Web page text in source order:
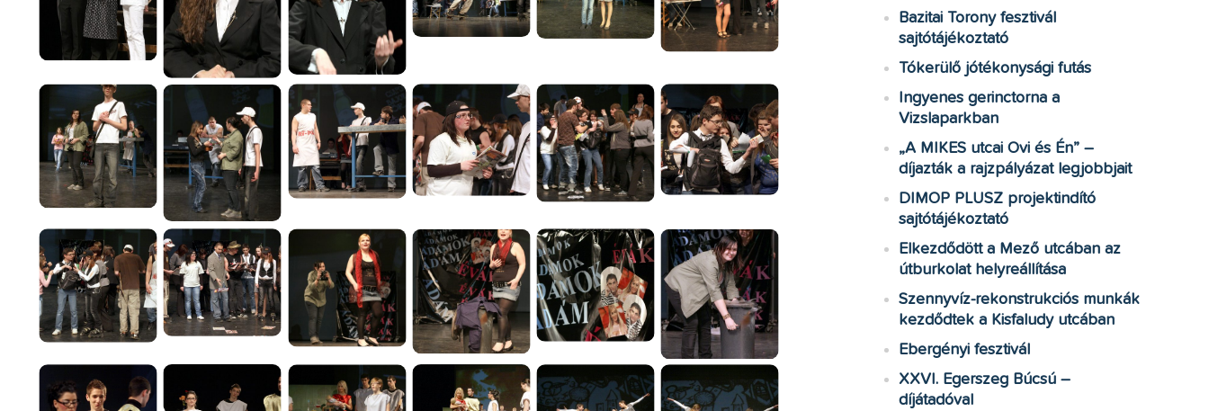
Bazitai Torony fesztivál
sajtótájékoztató
Tókerülő jótékonysági futás
Ingyenes gerinctorna a
Vizslaparkban
„A MIKES utcai Ovi és Én” –
díjazták a rajzpályázat legjobbjait
DIMOP PLUSZ projektindító
sajtótájékoztató
Elkezdődött a Mező utcában az
útburkolat helyreállítása
Szennyvíz-rekonstrukciós munkák
kezdődtek a Kisfaludy utcában
Ebergényi fesztivál
XXVI. Egerszeg Búcsú –
díjátadóval